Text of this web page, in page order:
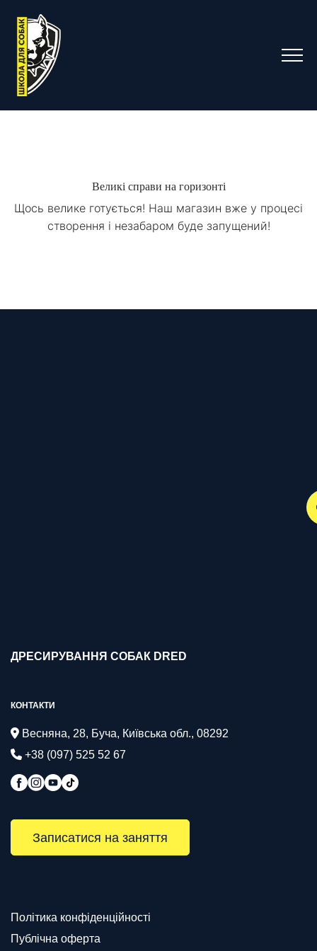
Великі справи на горизонті
Щось велике готується! Наш магазин вже у процесі
створення і незабаром буде запущений!
ДРЕСИРУВАННЯ СОБАК DRED
КОНТАКТИ
Весняна, 28, Буча, Київська обл., 08292
+38 (097) 525 52 67
Записатися на заняття
Політика конфіденційності
Публічна оферта